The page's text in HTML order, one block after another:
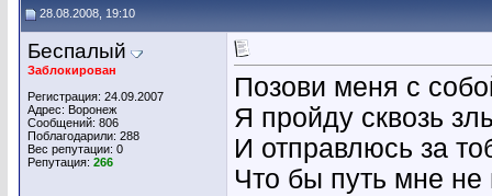
28.08.2008, 19:10
Беспалый
Заблокирован
Регистрация: 24.09.2007
Адрес: Воронеж
Сообщений: 806
Поблагодарили: 288
Вес репутации: 0
Репутация: 266
Позови меня с
Я пройду сквозь
И отправлюсь за
Что бы путь мне не